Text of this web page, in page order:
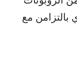
بالتزامن مع